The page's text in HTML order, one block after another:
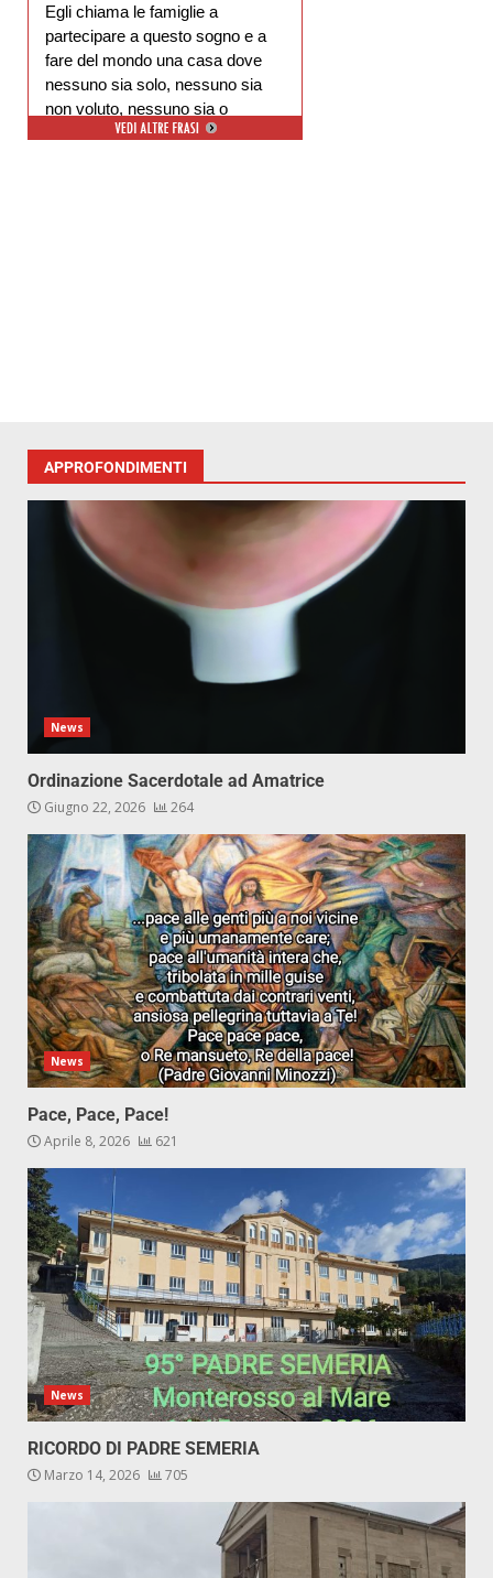
Egli chiama le famiglie a
partecipare a questo sogno e a
fare del mondo una casa dove
nessuno sia solo, nessuno sia
non voluto, nessuno sia o
APPROFONDIMENTI
News
Ordinazione Sacerdotale ad Amatrice
Giugno 22, 2026 264
News
Pace, Pace, Pace!
Aprile 8, 2026 621
News
RICORDO DI PADRE SEMERIA
Marzo 14, 2026 705